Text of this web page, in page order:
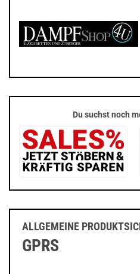
Du suchst noch
ALLGEMEINE
GPRS